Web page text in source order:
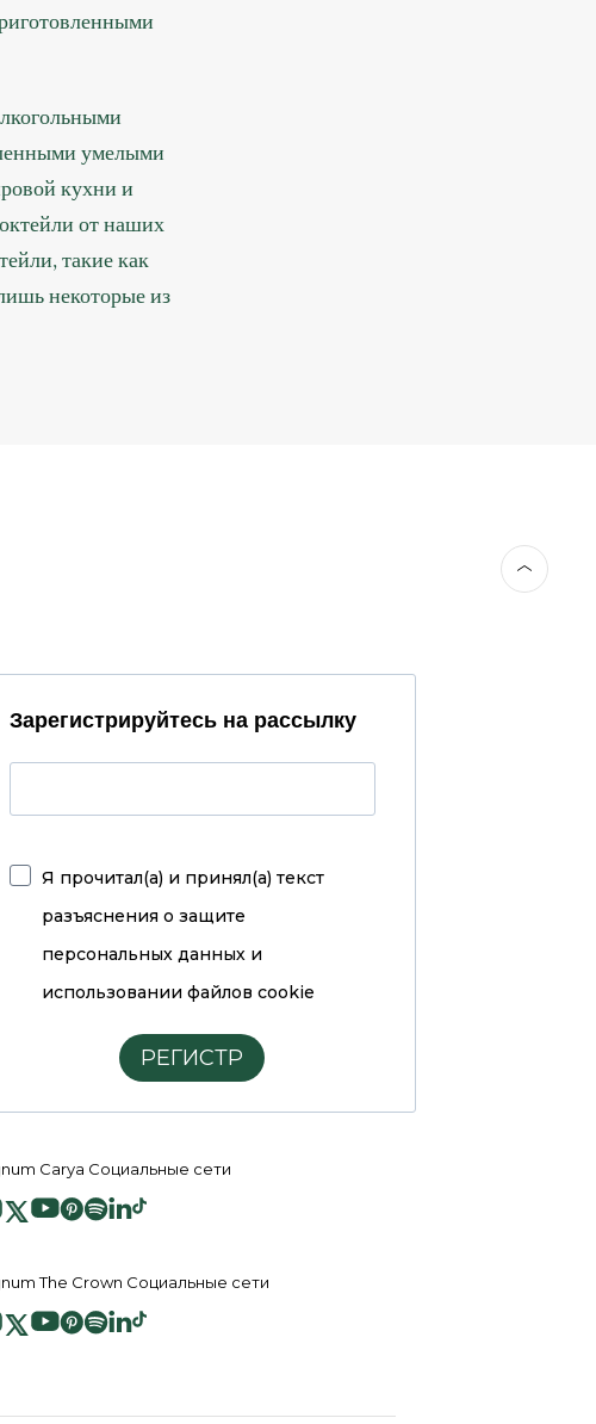
умелыми
кухни и
от наших
такие как
некоторые из
Зарегистрируйтесь на рассылку
Я прочитал(а) и принял(а)текст
разъяснения о защите
персональных данных и
использовании файлов cookie
РЕГИСТР
Carya Социальные сети
The Crown Социальные сети